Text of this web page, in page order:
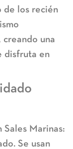
de los recién
una
disfruta en
Marinas:
Se usan